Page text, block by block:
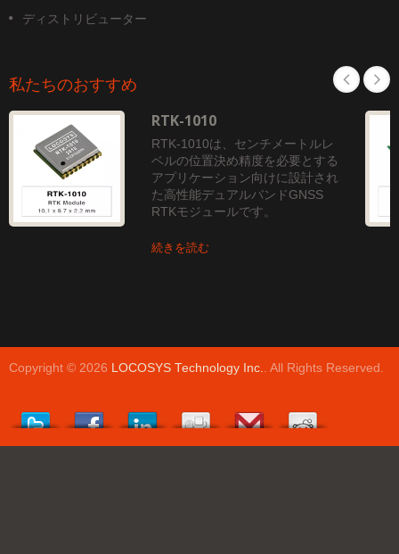
ディストリビューター
私たちのおすすめ
RTK-1010
RTK-1010は、センチメートルレ
ベルの位置決め精度を必要とする
アプリケーション向けに設計され
た高性能デュアルバンドGNSS
RTKモジュールです。
続きを読む
Copyright © 2026 LOCOSYS Technology Inc. . All Rights Reserved.